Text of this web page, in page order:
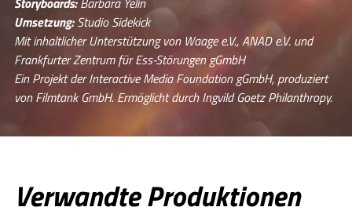
Umsetzung:Studio Sidekick
Mit inhaltlicher Unterstützung von Waage e.V., ANAD e.V. und
Frankfurter Zentrum für Ess-Störungen gGmbH
Ein Projekt der Interactive Media Foundation gGmbH, produziert
von Filmtank GmbH. Ermöglicht durch Ingvild Goetz Philanthropy.
Verwandte Produktionen